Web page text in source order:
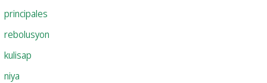
principales
rebolusyon
kulisap
niya